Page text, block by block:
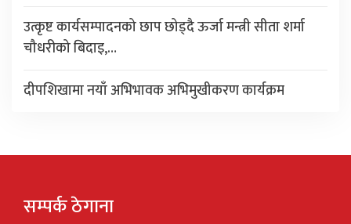
उत्कृष्ट कार्यसम्पादनको छाप छोड्दै ऊर्जा मन्त्री सीता शर्मा
चौधरीको बिदाइ,…
दीपशिखामा नयाँ अभिभावक अभिमुखीकरण कार्यक्रम
सम्पर्क ठेगाना